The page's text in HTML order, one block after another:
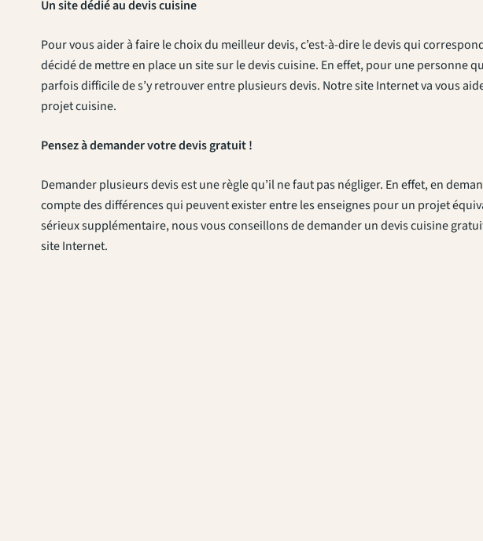
Un site dédié au devis cuisine
Pour vous aider à faire le choix du meilleur devis, c’est-à-dire le devis qui
décidé de mettre en place un site sur le devis cuisine. En effet, pour une personne
parfois difficile de s’y retrouver entre plusieurs devis. Notre site Internet va vous
projet cuisine.
Pensez à demander votre devis gratuit !
Demander plusieurs devis est une règle qu’il ne faut pas négliger. En effet, en
compte des différences qui peuvent exister entre les enseignes pour un projet
sérieux supplémentaire, nous vous conseillons de demander un devis cuisine
site Internet.